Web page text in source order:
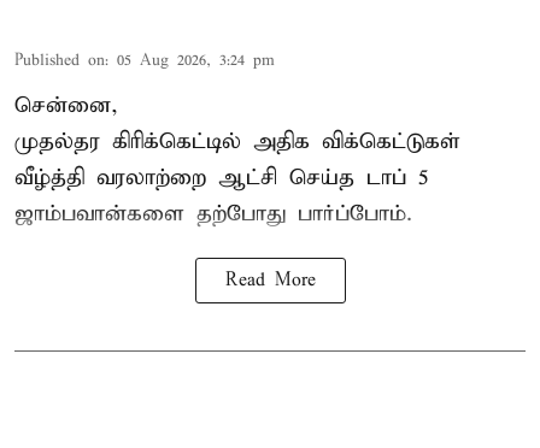
Published on: 05 Aug 2026, 3:24 pm
சென்னை,
முதல்தர கிரிக்கெட்டில் அதிக விக்கெட்டுகள்
வீழ்த்தி வரலாற்றை ஆட்சி செய்த டாப் 5
ஜாம்பவான்களை தற்போது பார்ப்போம்.
Read More